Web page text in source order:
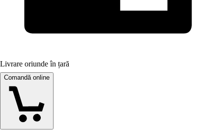
Livrare oriunde în țară
Comandă online